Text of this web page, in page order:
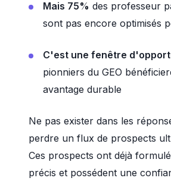
Mais 75% des professeur
sont pas encore optimisés
C'est une fenêtre
pionniers du GEO
avantage durable
Ne pas exister dans les
perdre un flux de prospects
Ces prospects ont déjà
précis et possédent une